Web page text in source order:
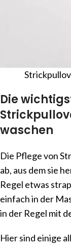
Die
waschen
Die Pflege von
ab, aus dem sie
Regel etwas
einfach in der
in der Regel mit
Hier sind einige